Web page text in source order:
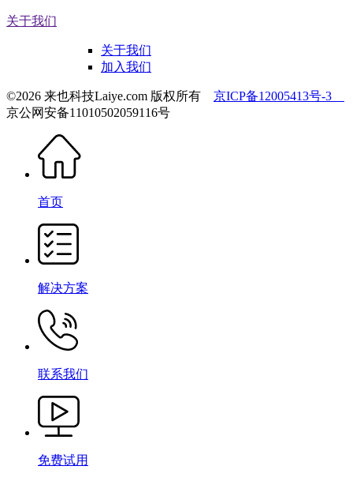
关于我们
关于我们
加入我们
©2026 来也科技Laiye.com 版权所有 京ICP备12005413号-3
京公网安备11010502059116号
首页
解决方案
联系我们
免费试用